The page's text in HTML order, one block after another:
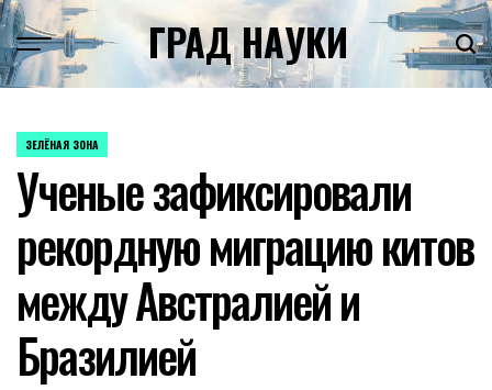
Skip
to
content
ГРАД НАУКИ
POSTED
ЗЕЛЁНАЯ ЗОНА
Ученые зафиксировали
рекордную миграцию китов
между Австралией и
Бразилией